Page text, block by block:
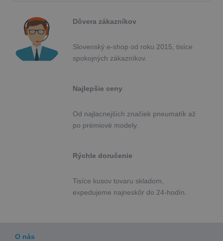
Dôvera zákazníkov
Slovenský e-shop od roku 2015, tisíce
spokojných zákazníkov.
Najlepšie ceny
Od najlacnejších značiek pneumatík až
po prémiové modely.
Rýchle doručenie
Tisíce kusov tovaru skladom,
expedujeme najneskôr do 24-hodín.
O nás